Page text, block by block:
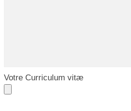
Votre Curriculum vitæ